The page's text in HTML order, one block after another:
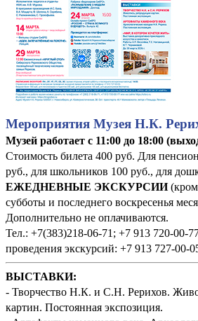
Мероприятия Музея Н.К.
Музей работает с 11:00 до 18:00
Стоимость билета 400 руб. Для
руб., для школьников 100 руб., для
ЕЖЕДНЕВНЫЕ ЭКСКУРСИИ
субботы и последнего воскресенья
Дополнительно не оплачиваются.
Тел.: +7(383)218-06-71; +7 913 720-00-
проведения экскурсий: +7 913 727-00-
ВЫСТАВКИ:
- Творчество Н.К. и С.Н. Рерихов.
картин. Постоянная экспозиция.